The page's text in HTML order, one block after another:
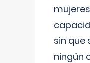
sin que
ningún